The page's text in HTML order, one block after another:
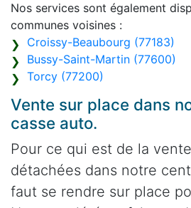
Nos services sont également
communes voisines :
Croissy-Beaubourg (77183)
Bussy-Saint-Martin (77600)
Torcy (77200)
Vente sur place dans
casse auto.
Pour ce qui est de la
détachées dans notre
faut se rendre sur place